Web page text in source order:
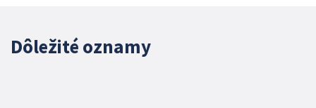
Dôležité oznamy